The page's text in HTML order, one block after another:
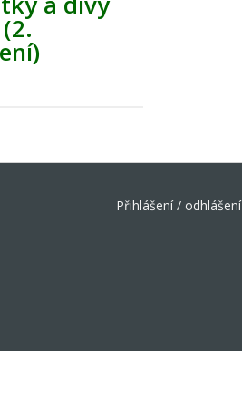
Přihlášení / odhlášení